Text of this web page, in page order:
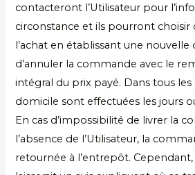
contacteront l’Utilisateur pour
circonstance et ils pourront choisir
l’achat en établissant une nouvelle
d’annuler la commande avec le
intégral du prix payé. Dans tous les
domicile sont effectuées les jours
En cas d’impossibilité de livrer la
l’absence de l’Utilisateur, la
retournée à l’entrepôt.